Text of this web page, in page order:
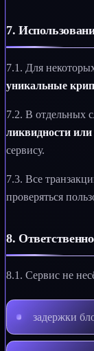
7.
7.1. Для
уникальные
7.2. В отдельных
ликвидности или
сервису.
7.3. Все
проверяться
8.
8.1. Сервис не
задержки